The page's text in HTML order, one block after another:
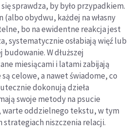
sprawdza, by było przypadkiem.
(albo obydwu, każdej na własny
bo na ewidentne reakcja jest
systematycznie osłabiają więź lub
W dłuższej
miesiącami i latami zabijają
celowe, a nawet świadome, co
dokonują dzieła
swoje metody na psucie
warte oddzielnego tekstu, w tym
strategiach niszczenia relacji.